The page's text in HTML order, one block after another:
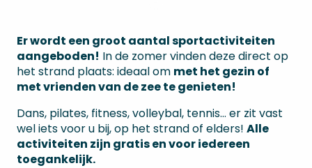
Er wordt een groot aantal sportactiviteiten
aangeboden! In de zomer vinden deze direct op
het strand plaats: ideaal om met het gezin of
met vrienden van de zee te genieten!
Dans, pilates, fitness, volleybal, tennis… er zit vast
wel iets voor u bij, op het strand of elders! Alle
activiteiten zijn gratis en voor iedereen
toegankelijk.